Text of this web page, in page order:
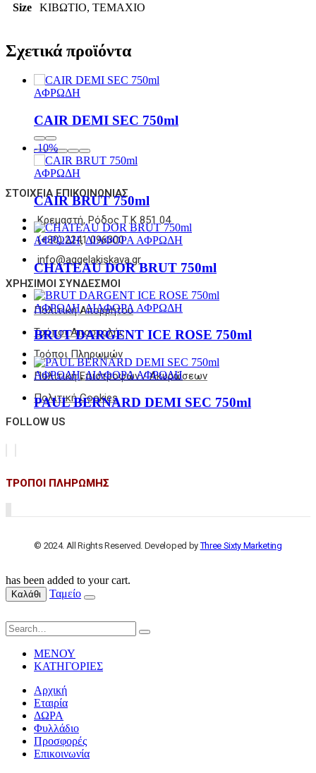
Size ΚΙΒΩΤΙΟ, ΤΕΜΑΧΙΟ
Σχετικά προϊόντα
ΑΦΡΩΔΗ
CAIR DEMI SEC 750ml
-10%
ΑΦΡΩΔΗ
CAIR BRUT 750ml
ΑΦΡΩΔΗ,ΔΙΑΦΟΡΑ ΑΦΡΩΔΗ
CHATEAU DOR BRUT 750ml
ΑΦΡΩΔΗ,ΔΙΑΦΟΡΑ ΑΦΡΩΔΗ
BRUT DARGENT ICE ROSE 750ml
ΑΦΡΩΔΗ,ΔΙΑΦΟΡΑ ΑΦΡΩΔΗ
PAUL BERNARD DEMI SEC 750ml
ΣΤΟΙΧΕΊΑ ΕΠΙΚΟΙΝΩΝΊΑΣ
Κρεμαστή, Ρόδος Τ.Κ 851 04
(+30) 2241 096300
info@aggelakiskava.gr
ΧΡΗΣΙΜΟΙ ΣΥΝΔΕΣΜΟΙ
Πολιτική Απορρήτου
Τρόποι Αποστολής
Τρόποι Πληρωμών
Πολιτική Επιστροφών / Ακυρώσεων
Πολιτική Cookies
FOLLOW US
ΤΡΟΠΟΙ ΠΛΗΡΩΜΗΣ
© 2024. All Rights Reserved. Developed byThree Sixty Marketing
has been added to your cart.
Καλάθι Ταμείο
ΜΕΝΟΥ
ΚΑΤΗΓΟΡΙΕΣ
Αρχική
Εταιρία
ΔΩΡΑ
Φυλλάδιο
Προσφορές
Επικοινωνία